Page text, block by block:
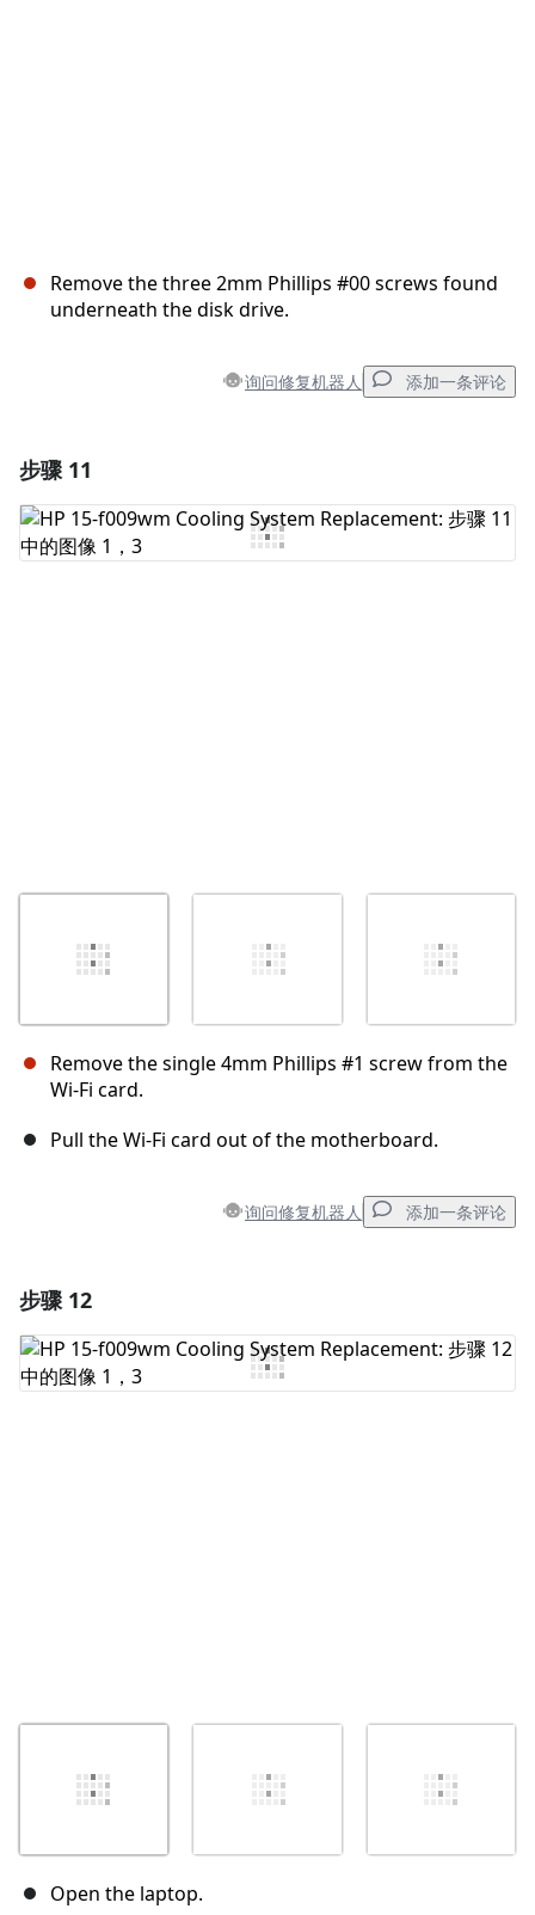
Remove the three 2mm Phillips #00 screws found
underneath the disk drive.
询问修复机器人 添加一条评论
添加评论
步骤 11
Remove the single 4mm Phillips #1 screw from the
Wi-Fi card.
Pull the Wi-Fi card out of the motherboard.
询问修复机器人 添加一条评论
添加评论
步骤 12
Open the laptop.